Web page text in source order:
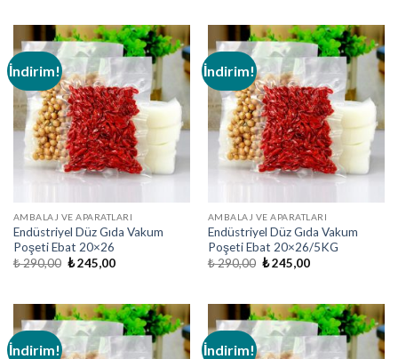
İndirim!
AMBALAJ VE APARATLARI
Endüstriyel Düz Gıda Vakum
Poşeti Ebat 20×26
₺290,00 Orijinal
₺245,00Şu
İndirim!
AMBALAJ VE APARATLARI
Endüstriyel Düz Gıda Vakum
Poşeti Ebat 20×26/5KG
₺290,00 Orijinal
₺245,00Şu
İndirim! İndirim!